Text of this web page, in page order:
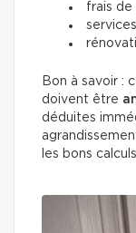
frais de
Bon à savoir :
doivent être
déduites
les bons